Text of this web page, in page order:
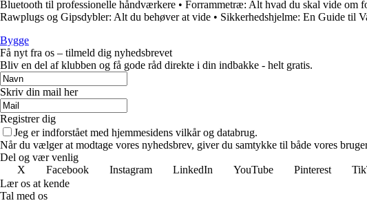
Bluetooth til professionelle håndværkere • Forrammetræ: Alt hvad du skal vide om
Rawplugs og Gipsdybler: Alt du behøver at vide • Sikkerhedshjelme: En Guide til
Bygge
Få nyt fra os – tilmeld dig nyhedsbrevet
Bliv en del af klubben og få gode råd direkte i din indbakke - helt gratis.
Skriv din mail her
Registrer dig
Jeg er indforstået med hjemmesidens vilkår og databrug.
Når du vælger at modtage vores nyhedsbrev, giver du samtykke til både vores
Del og vær venlig
X
Facebook Instagram LinkedIn YouTube Pinterest
Lær os at kende
Tal med os